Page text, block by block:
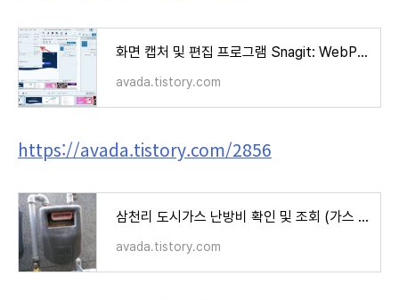
화면 캡처 및 편집 프로그램 Snagit: WebP 포맷으로 이미지 저장하기
avada.tistory.com
https://avada.tistory.com/2856
삼천리 도시가스 난방비 확인 및 조회 (가스 요금 계산기)
avada.tistory.com